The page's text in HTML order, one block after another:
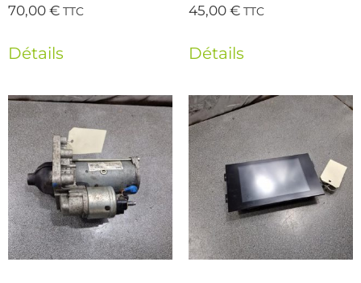
70,00€ TTC
Détails
45,00€ TTC
Détails